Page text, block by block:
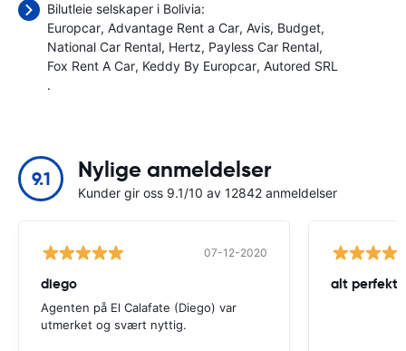
Bilutleie selskaper i Bolivia:
Europcar Advantage Rent a Car Avis Budget
National Car Rental Hertz Payless Car Rental
Fox Rent A Car Keddy By Europcar Autored SRL
.
9.1 Nylige anmeldelser
Kunder gir oss 9.1/10 av 12842 anmeldelser
07-12-2020
diego
Agenten på El Calafate (Diego) var
utmerket og svært nyttig.
alt perfekt